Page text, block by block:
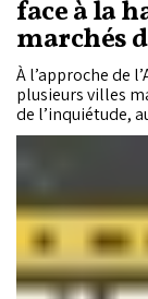
face à la
marchés
À l’approche de
plusieurs villes
de l’inquiétude,
professionnels,
par rapport aux